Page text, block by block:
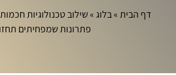
דף הבית»בלוג»שילוב טכנולוגיות
פתרונות שמפחיתים